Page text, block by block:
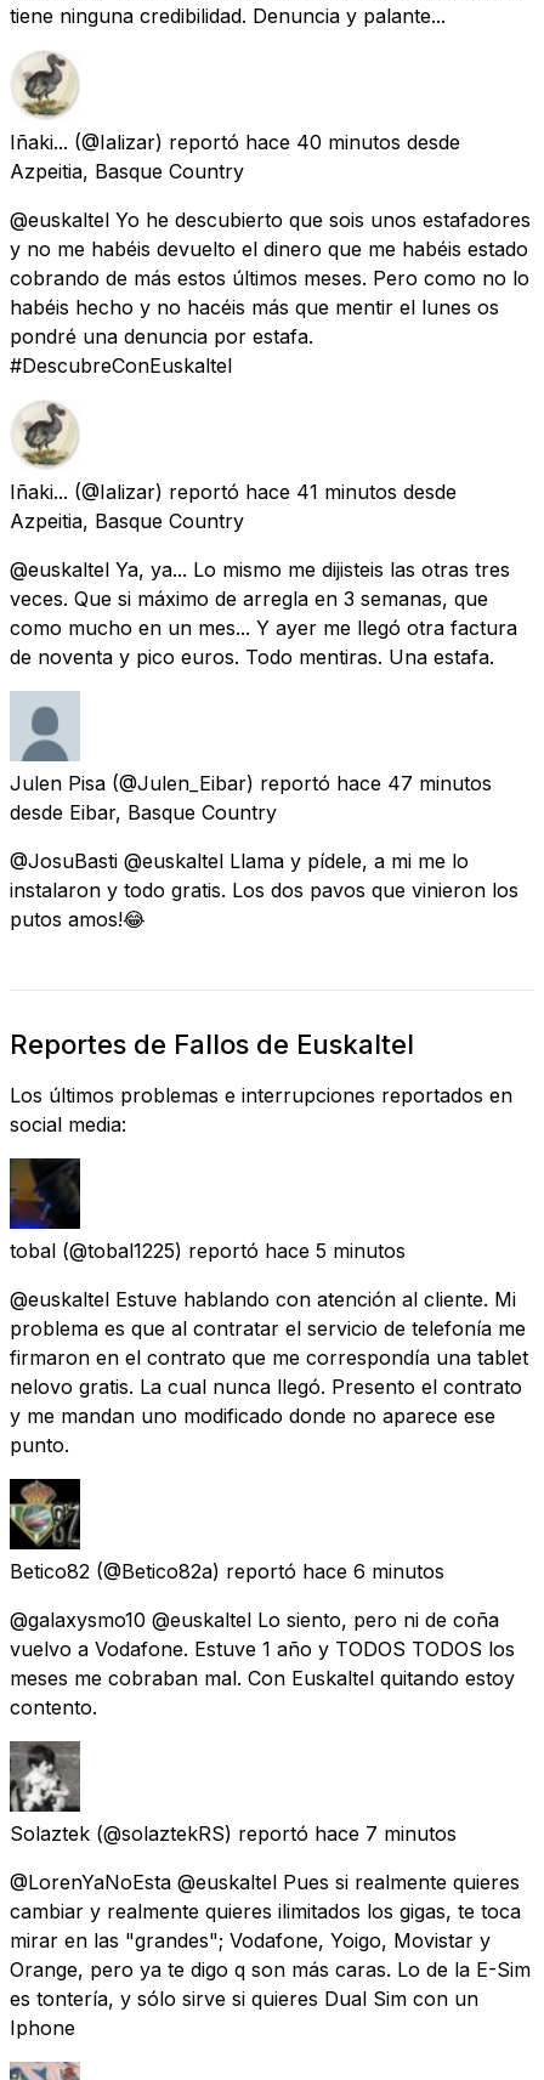
tiene ninguna credibilidad. Denuncia y palante...
Iñaki... (@Ializar) reportó hace 40 minutos desde
Azpeitia, Basque Country
@euskaltel Yo he descubierto que sois unos estafadores
y no me habéis devuelto el dinero que me habéis estado
cobrando de más estos últimos meses. Pero como no lo
habéis hecho y no hacéis más que mentir el lunes os
pondré una denuncia por estafa.
#DescubreConEuskaltel
Iñaki... (@Ializar) reportó hace 41 minutos desde
Azpeitia, Basque Country
@euskaltel Ya, ya... Lo mismo me dijisteis las otras tres
veces. Que si máximo de arregla en 3 semanas, que
como mucho en un mes... Y ayer me llegó otra factura
de noventa y pico euros. Todo mentiras. Una estafa.
Julen Pisa (@Julen_Eibar) reportó hace 47 minutos
desde Eibar, Basque Country
@JosuBasti @euskaltel Llama y pídele, a mi me lo
instalaron y todo gratis. Los dos pavos que vinieron los
putos amos!😂
Reportes de Fallos de Euskaltel
Los últimos problemas e interrupciones reportados en
social media:
tobal (@tobal1225) reportó hace 5 minutos
@euskaltel Estuve hablando con atención al cliente. Mi
problema es que al contratar el servicio de telefonía me
firmaron en el contrato que me correspondía una tablet
nelovo gratis. La cual nunca llegó. Presento el contrato
y me mandan uno modificado donde no aparece ese
punto.
Betico82 (@Betico82a) reportó hace 6 minutos
@galaxysmo10 @euskaltel Lo siento, pero ni de coña
vuelvo a Vodafone. Estuve 1 año y TODOS TODOS los
meses me cobraban mal. Con Euskaltel quitando estoy
contento.
Solaztek (@solaztekRS) reportó hace 7 minutos
@LorenYaNoEsta @euskaltel Pues si realmente quieres
cambiar y realmente quieres ilimitados los gigas, te toca
mirar en las "grandes"; Vodafone, Yoigo, Movistar y
Orange, pero ya te digo q son más caras. Lo de la E-Sim
es tontería, y sólo sirve si quieres Dual Sim con un
Iphone